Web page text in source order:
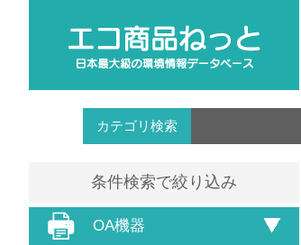
カテゴリ検索
条件検索で絞り込み
OA機器